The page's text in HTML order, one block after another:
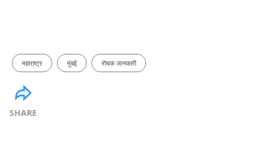
महाराष्ट्र मुंबई रोचक जानकारी
SHARE